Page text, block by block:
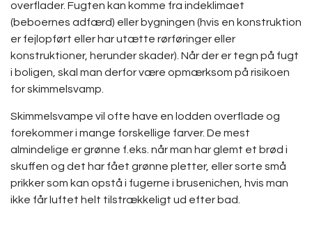
overflader. Fugten kan komme fra indeklimaet
(beboernes adfærd) eller bygningen (hvis en konstruktion
er fejlopført eller har utætte rørføringer eller
konstruktioner, herunder skader). Når der er tegn på fugt
i boligen, skal man derfor være opmærksom på risikoen
for skimmelsvamp.
Skimmelsvampe vil ofte have en lodden overflade og
forekommer i mange forskellige farver. De mest
almindelige er grønne f.eks. når man har glemt et brød i
skuffen og det har fået grønne pletter, eller sorte små
prikker som kan opstå i fugerne i brusenichen, hvis man
ikke får luftet helt tilstrækkeligt ud efter bad.